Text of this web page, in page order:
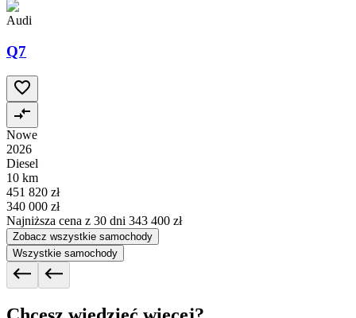
Audi
Q7
Nowe
2026
Diesel
10 km
451 820 zł
340 000 zł
Najniższa cena z 30 dni 343 400 zł
Zobacz wszystkie samochody
Wszystkie samochody